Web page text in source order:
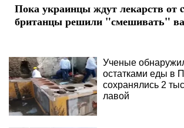
Пока украинцы ждут лекарств от
британцы решили "смешивать"
Ученые
остатками еды в
сохранялись 2
лавой